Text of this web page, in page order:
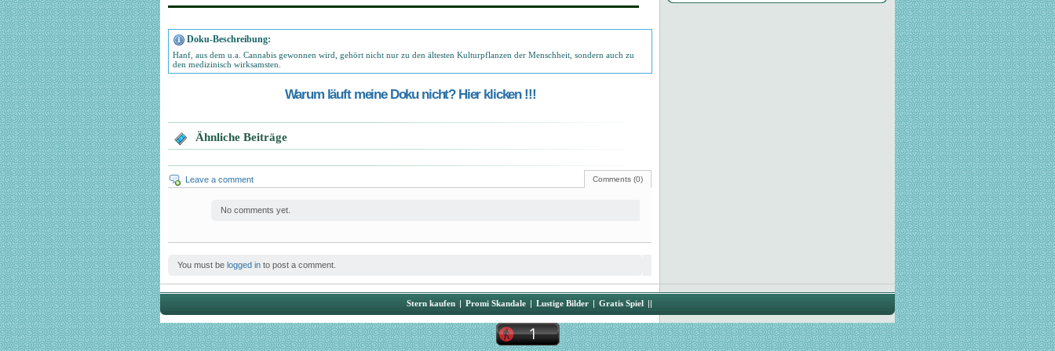
Doku-Beschreibung:
Hanf, aus dem u.a. Cannabis gewonnen wird, gehört nicht nur zu den ältesten Kulturpflanzen der Menschheit, sondern auch zu
den medizinisch wirksamsten.
Warum läuft meine Doku nicht? Hier klicken !!!
Ähnliche Beiträge
Comments (0)
Leave a comment
No comments yet.
You must be logged in to post a comment.
Stern kaufen | Promi Skandale | Lustige Bilder | Gratis Spiel ||